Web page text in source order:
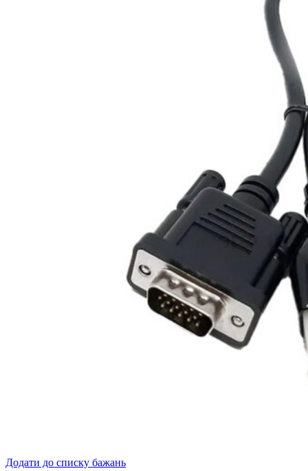
Додати до списку бажань